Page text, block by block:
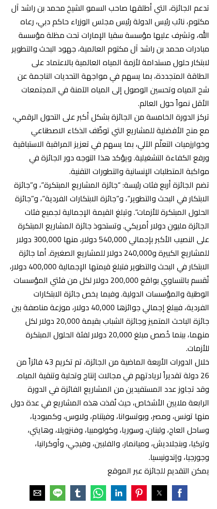
تدعم الجائزة، التي أطلقها صاحب السمو الشيخ محمد بن راشد آل
مكتوم، نائب رئيس الدولة رئيس مجلس الوزراء حاكم دبي، رعاه
الله، وتشرف عليها مؤسسة سقيا الإمارات تحت مظلة مؤسسة
مبادرات محمد بن راشد آل مكتوم العالمية، جهود البحث والتطوير
لابتكار حلول مستدامة لأزمة المياه العالمية بالاعتماد على
الطاقة المتجددة، بما يسهم في مواجهة التحديات الناجمة عن
شح المياه وتحسين الوصول إلى المياه الآمنة في المجتمعات
الأقل نمواً حول العالم.
تركز الدورة الخامسة من الجائزة بشكل أكبر على التحول الرقمي،
مع منح الأفضلية للمشاريع التي توظّف الذكاء الاصطناعي
وخوارزميات التعلّم الآلي، بما يسهم في تعزيز المراقبة الاستباقية
ورفع الكفاءة التشغيلية. ويؤكد هذا التوجه دور الجائزة في
مواكبة المتطلبات الإنسانية والتطورات التقنية.
تضم الجائزة أربع فئات رئيسة: “جائزة المشاريع المبتكرة”، و”جائزة
الابتكار في البحث والتطوير”، و”جائزة الابتكارات الفردية”، و”جائزة
الحلول المبتكرة للأزمات”. وتبلغ القيمة الإجمالية لجميع فئات
الجائزة مليون دولار أمريكي. وتستحوذ جائزة المشاريع المبتكرة
على النصيب الأكبر بإجمالي 540,000 دولار، منها 300,000 دولار
للمشاريع الكبيرة و240,000 دولار للمشاريع الصغيرة. أما جائزة
الابتكار في البحث والتطوير فتبلغ قيمتها الإجمالية 400,000 دولار،
تُقسم بالتساوي بواقع 200,000 دولار لكل من فئتي المؤسسات
الوطنية والمؤسسات الدولية. وفيما يخص جائزة الابتكارات
الفردية، فيبلغ إجمالي جوائزها 40,000 دولار، موزعة مناصفة بين
جائزة الباحث المتميز وجائزة الشباب بقيمة 20,000 دولار لكل
منهما، بينما خُصص مبلغ 20,000 دولار لفئة الحلول المبتكرة
للأزمات.
خلال الدورات الأربعة الماضية من الجائزة، تم تكريم 43 فائزاً من
26 دولة تقديراً لريادتهم في مجالات إنتاج وتحلية وتنقية المياه.
وقد تجاوز عدد المستفيدين من المشاريع الفائزة في الدورة
الرابعة ملايين الأشخاص، حيث نُفذت هذه المشاريع في عدة دول
منها تونس، ومصر، وبوتسوانا، وفيتنام، ولاوس، وكمبوديا،
وساحل العاج، ولبنان، وسوريا، وكولومبيا، وفنزويلا، وهايتي،
وتركيا، وبنجلاديش، وميانمار، والفلبين، وفيجي، وأوكرانيا،
وجورجيا، وإندونيسيا.
يمكن التقديم للجائزة عبر الموقع